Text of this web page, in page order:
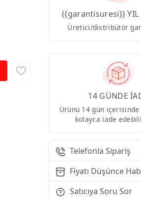
{{garantisuresi}} YIL
Üretici/distribütör
14 GÜNDE
Ürünü 14 gün
kolayca iade
Telefonla Sipariş
Fiyatı Düşünce
Satıcıya Soru Sor